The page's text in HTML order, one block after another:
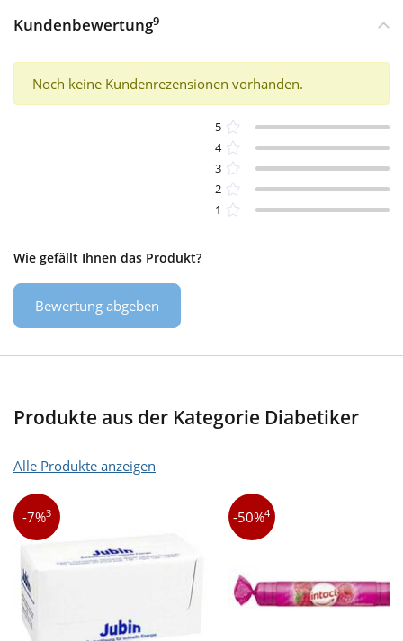
Kundenbewertung9
Noch keine Kundenrezensionen vorhanden.
5
4
3
2
1
Wie gefällt Ihnen das Produkt?
Bewertung abgeben
Produkte aus der Kategorie Diabetiker
Alle Produkte anzeigen
-7%3 -50%4